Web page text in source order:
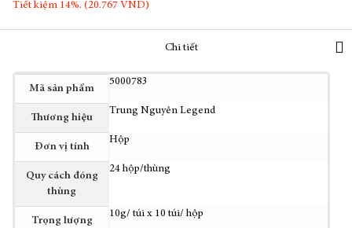
Tiết kiệm 14%. (20.767 VND)
Chi tiết
Mã sản phẩm
5000783
Thương hiệu
Trung Nguyên Legend
Đơn vị tính
Hộp
Quy cách đóng
thùng
24 hộp/thùng
Trọng lượng
10g/ túi x 10 túi/ hộp